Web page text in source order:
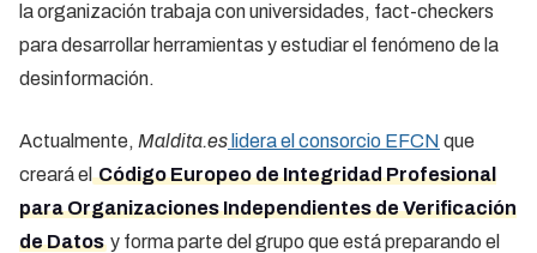
la organización trabaja con universidades, fact-checkers
para desarrollar herramientas y estudiar el fenómeno de la
desinformación.
Actualmente, Maldita.es lidera el consorcio EFCN que
creará el Código Europeo de Integridad Profesional
para Organizaciones Independientes de Verificación
de Datos y forma parte del grupo que está preparando el